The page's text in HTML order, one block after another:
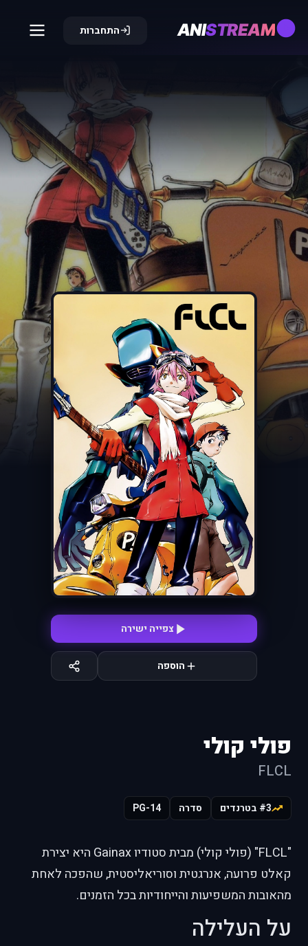
ANISTREAM התחברות
צפייה ישירה
הוספה
פולי קולי
FLCL
#3 בטרנדים סדרה PG-14
"FLCL" (פולי קולי) מבית סטודיו Gainax היא יצירת
קאלט פרועה, אנרגטית וסוריאליסטית, שהפכה לאחת
מהאובות המשפיעות והייחודיות בכל הזמנים.
על העלילה